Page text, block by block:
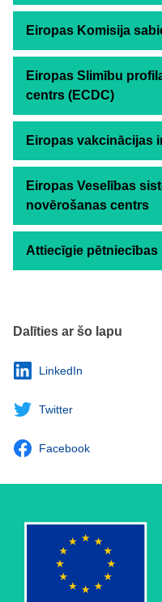
Eiropas Komisija
Eiropas Slimību
centrs (ECDC)
Eiropas vakcinācijas
Eiropas Veselības
novērošanas centrs
Attiecīgie pētniecības
Dalīties ar šo lapu
LinkedIn
Twitter
Facebook